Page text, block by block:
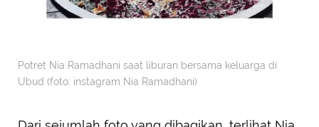
Potret Nia Ramadhani saat liburan bersama keluarga di
Ubud (foto: instagram Nia Ramadhani)